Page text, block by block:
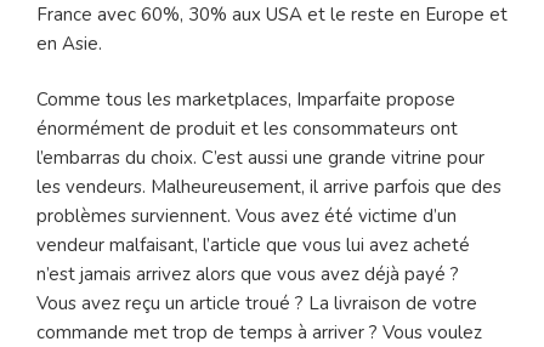
France avec 60%, 30% aux USA et le reste en Europe et
en Asie.
Comme tous les marketplaces, Imparfaite propose
énormément de produit et les consommateurs ont
l’embarras du choix. C’est aussi une grande vitrine pour
les vendeurs. Malheureusement, il arrive parfois que des
problèmes surviennent. Vous avez été victime d’un
vendeur malfaisant, l’article que vous lui avez acheté
n’est jamais arrivez alors que vous avez déjà payé ?
Vous avez reçu un article troué ? La livraison de votre
commande met trop de temps à arriver ? Vous voulez